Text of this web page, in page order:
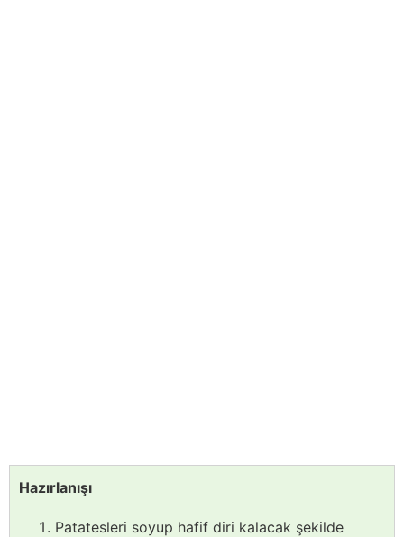
Hazırlanışı
Patatesleri soyup hafif diri kalacak şekilde